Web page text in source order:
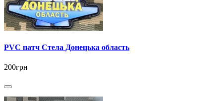
PVC патч Стела Донецька область
200грн